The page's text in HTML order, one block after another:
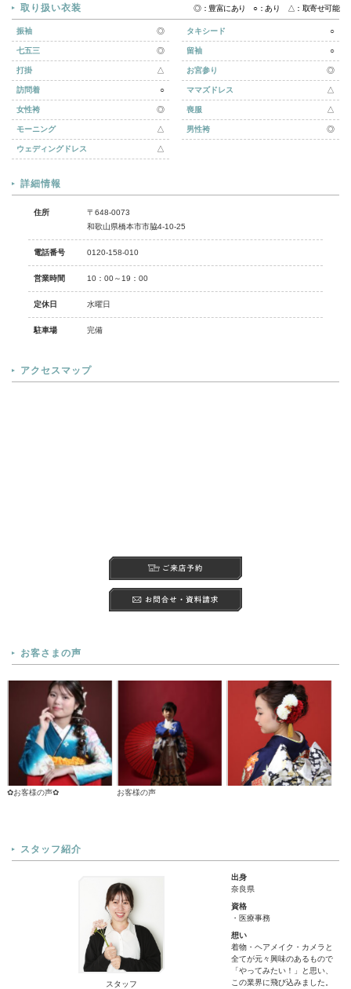
取り扱い衣装 ◎：豊富にあり ○：あり △：取寄せ可能
振袖 ◎ タキシード ○
七五三 ◎ 留袖 ○
打掛 △ お宮参り ◎
訪問着 ○ ママズドレス △
女性袴 ◎ 喪服 △
モーニング △ 男性袴 ◎
ウェディングドレス △
詳細情報
住所
〒648-0073
和歌山県橋本市市脇4-10-25
電話番号 0120-158-010
営業時間 10：00～19：00
定休日 水曜日
駐車場 完備
アクセスマップ
お客さまの声
✿
スタッフ紹介
スタッフ
出身
奈良県
資格
・医療事務
想い
着物・ヘアメイク・カメラと
全てが元々興味のあるもので
「やってみたい！」と思い、
この業界に飛び込みました。